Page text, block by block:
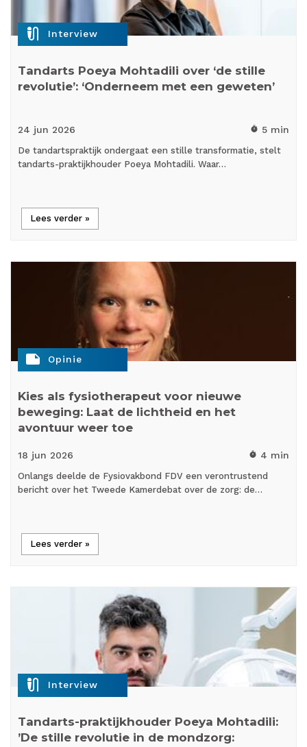
mic_external_on Interview
Tandarts Poeya Mohtadili over ‘de stille
revolutie’: ‘Onderneem met een geweten’
24 jun 2026 timer 5 min
De tandartspraktijk ondergaat een stille transformatie, stelt
tandarts-praktijkhouder Poeya Mohtadili. Waar…
Lees verder »
note Opinie
Kies als fysiotherapeut voor nieuwe
beweging: Laat de lichtheid en het
avontuur weer toe
18 jun 2026 timer 4 min
Onlangs deelde de Fysiovakbond FDV een verontrustend
bericht over het Tweede Kamerdebat over de zorg: de…
Lees verder »
mic_external_on Interview
Tandarts-praktijkhouder Poeya Mohtadili:
’De stille revolutie in de mondzorg: